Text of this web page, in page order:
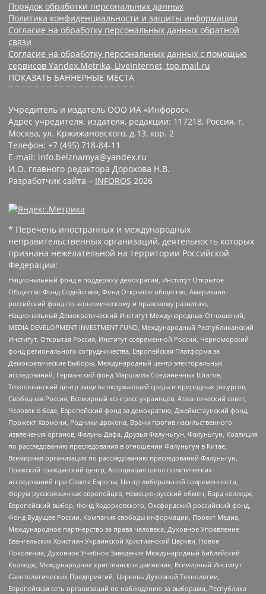
Порядок обработки персональных данных
Политика конфиденциальности и защиты информации
Согласие на обработку персональных данных обратной
связи
Согласие на обработку персональных данных с помощью
сервисов Yandex.Metrika, LiveInternet, top.mail.ru
ПОКАЗАТЬ БАННЕРНЫЕ МЕСТА
Учредитель и издатель ООО ИА «Инфорос».
Адрес учредителя, издателя, редакции: 117218, Россия, г.
Москва, ул. Кржижановского, д.13, кор. 2
Телефон: +7 (495) 718-84-11
E-mail: info.belznamya@yandex.ru
И.О. главного редактора Дорохова Н.В.
Разработчик сайта – INFOROS 2026
* Перечень иностранных и международных
неправительственных организаций, деятельность которых
признана нежелательной на территории Российской
Федерации:
Национальный фонд в поддержку демократии, Институт Открытое
Общество Фонд Содействия, Фонд Открытое общество, Американо-
российский фонд по экономическому и правовому развитию,
Национальный Демократический Институт Международных Отношений,
MEDIA DEVELOPMENT INVESTMENT FUND, Международный Республиканский
Институт, Открытая Россия, Институт современной России, Черноморский
фонд регионального сотрудничества, Европейская Платформа за
Демократические Выборы, Международный центр электоральных
исследований, Германский фонд Маршалла Соединенных Штатов,
Тихоокеанский центр защиты окружающей среды и природных ресурсов,
Свободная Россия, Всемирный конгресс украинцев, Атлантический совет,
Человек в беде, Европейский фонд за демократию, Джеймстаунский фонд,
Прожект Хармони, Родники дракона, Врачи против насильственного
извлечения органов, Фалунь Дафа, Друзья Фалуньгун, Фалуньгун, Коалиция
по расследованию преследования в отношении Фалуньгун в Китае,
Всемирная организация по расследованию преследований Фалуньгун,
Пражский гражданский центр, Ассоциация школ политических
исследований при Совете Европы, Центр либеральной современности,
Форум русскоязычных европейцев, Немецко-русский обмен, Бард колледж,
Европейский выбор, Фонд Ходорковского, Оксфордский российский фонд,
Фонд Будущее России, Компания свободы информации, Проект Медиа,
Международное партнерство за права человека, Духовное Управление
Евангельских Христиан Украинской Христианской Церкви, Новое
Поколение, Духовное Учебное Заведение Международный Библейский
Колледж, Международное христианское движение, Всемирный Институт
Саентологических Предприятий, Церковь Духовной Технологии,
Европейская сеть организаций по наблюдению за выборами, Республика